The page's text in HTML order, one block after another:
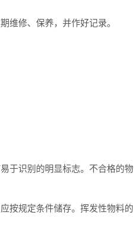
修、保养，并作好记录。
于识别的明显标志。不合格的物
按规定条件储存。挥发性物料的